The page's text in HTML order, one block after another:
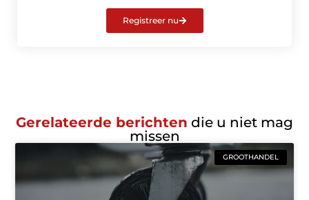
Registreer nu
Gerelateerde berichten die u niet mag
missen
GROOTHANDEL